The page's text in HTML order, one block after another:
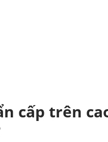
cấp trên